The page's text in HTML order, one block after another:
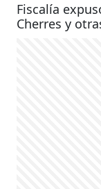
Fiscalía
Cherres y